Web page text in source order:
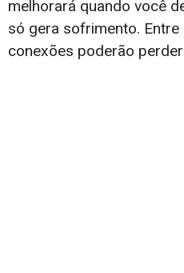
melhorará quando você
só gera sofrimento. Entre
conexões poderão